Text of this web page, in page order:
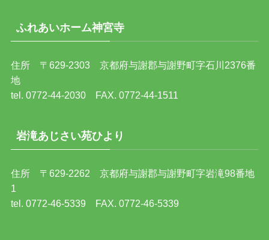
ふれあいホーム神宮寺
住所 〒629-2303 京都府与謝郡与謝野町字石川2376番
地
tel. 0772-44-2030 FAX. 0772-44-1511
岩滝あじさい苑ひより
住所 〒629-2262 京都府与謝郡与謝野町字岩滝98番地
1
tel. 0772-46-5339 FAX. 0772-46-5339